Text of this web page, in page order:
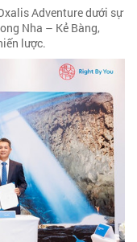
Adventure dưới sự
Nha – Kẻ Bàng,
lược.